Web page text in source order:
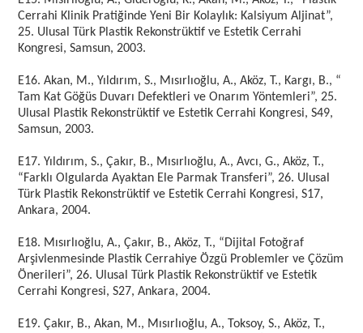
Cerrahi Klinik Pratiğinde Yeni Bir Kolaylık: Kalsiyum Aljinat”,
25. Ulusal Türk Plastik Rekonstrüktif ve Estetik Cerrahi
Kongresi, Samsun, 2003.
E16. Akan, M., Yıldırım, S., Mısırlıoğlu, A., Aköz, T., Kargı, B., “
Tam Kat Göğüs Duvarı Defektleri ve Onarım Yöntemleri”, 25.
Ulusal Plastik Rekonstrüktif ve Estetik Cerrahi Kongresi, S49,
Samsun, 2003.
E17. Yıldırım, S., Çakır, B., Mısırlıoğlu, A., Avcı, G., Aköz, T.,
“Farklı Olgularda Ayaktan Ele Parmak Transferi”, 26. Ulusal
Türk Plastik Rekonstrüktif ve Estetik Cerrahi Kongresi, S17,
Ankara, 2004.
E18. Mısırlıoğlu, A., Çakır, B., Aköz, T., “Dijital Fotoğraf
Arşivlenmesinde Plastik Cerrahiye Özgü Problemler ve Çözüm
Önerileri”, 26. Ulusal Türk Plastik Rekonstrüktif ve Estetik
Cerrahi Kongresi, S27, Ankara, 2004.
E19. Çakır, B., Akan, M., Mısırlıoğlu, A., Toksoy, S., Aköz, T.,